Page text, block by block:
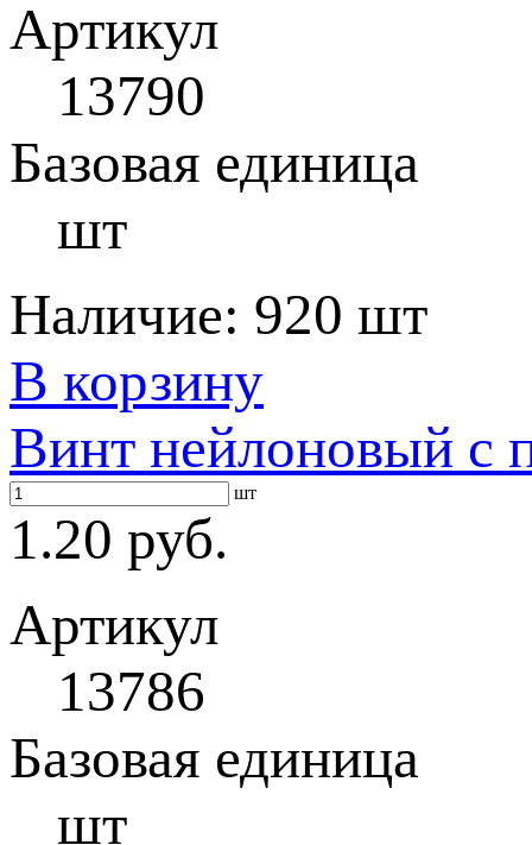
Артикул
13790
Базовая единица
шт
Наличие: 920 шт
В корзину
Винт нейлоновый с
шт
1.20 руб.
Артикул
13786
Базовая единица
шт